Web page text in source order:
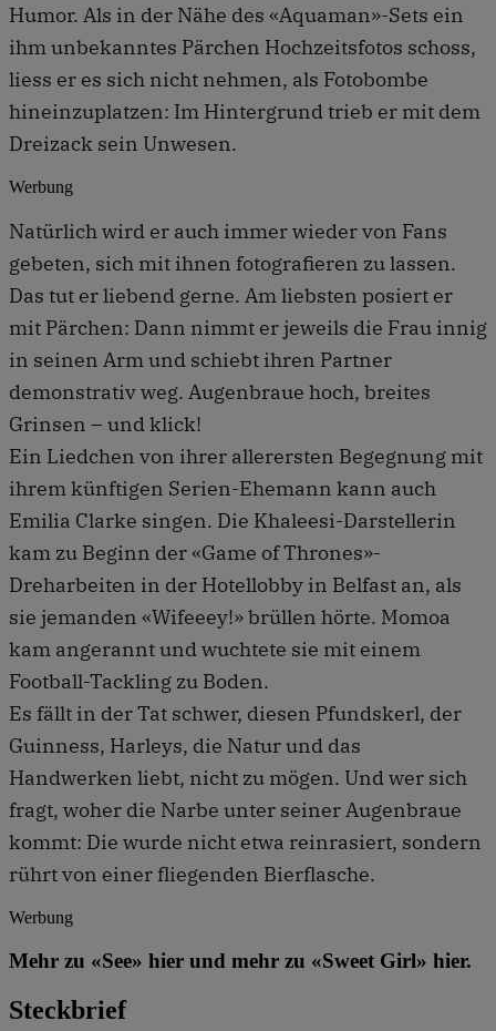
Humor. Als in der Nähe des «Aquaman»-Sets ein
ihm unbekanntes Pärchen Hochzeitsfotos schoss,
liess er es sich nicht nehmen, als Fotobombe
hineinzuplatzen: Im Hintergrund trieb er mit dem
Dreizack sein Unwesen.
Werbung
Natürlich wird er auch immer wieder von Fans
gebeten, sich mit ihnen fotografieren zu lassen.
Das tut er liebend gerne. Am liebsten posiert er
mit Pärchen: Dann nimmt er jeweils die Frau innig
in seinen Arm und schiebt ihren Partner
demonstrativ weg. Augenbraue hoch, breites
Grinsen – und klick!
Ein Liedchen von ihrer allerersten Begegnung mit
ihrem künftigen Serien-Ehemann kann auch
Emilia Clarke singen. Die Khaleesi-Darstellerin
kam zu Beginn der «Game of Thrones»-
Dreharbeiten in der Hotellobby in Belfast an, als
sie jemanden «Wifeeey!» brüllen hörte. Momoa
kam angerannt und wuchtete sie mit einem
Football-Tackling zu Boden.
Es fällt in der Tat schwer, diesen Pfundskerl, der
Guinness, Harleys, die Natur und das
Handwerken liebt, nicht zu mögen. Und wer sich
fragt, woher die Narbe unter seiner Augenbraue
kommt: Die wurde nicht etwa reinrasiert, sondern
rührt von einer fliegenden Bierflasche.
Werbung
Mehr zu «See» hier und mehr zu «Sweet Girl» hier.
Steckbrief